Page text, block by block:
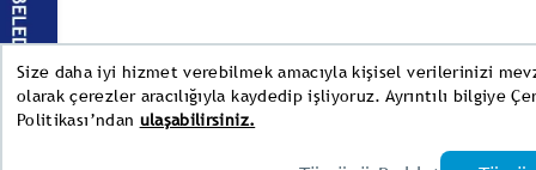
Size daha iyi hizmet verebilmek amacıyla kişisel verilerinizi
olarak çerezler aracılığıyla kaydedip işliyoruz. Ayrıntılı bilgiye
Politikası’ndan ulaşabilirsiniz.